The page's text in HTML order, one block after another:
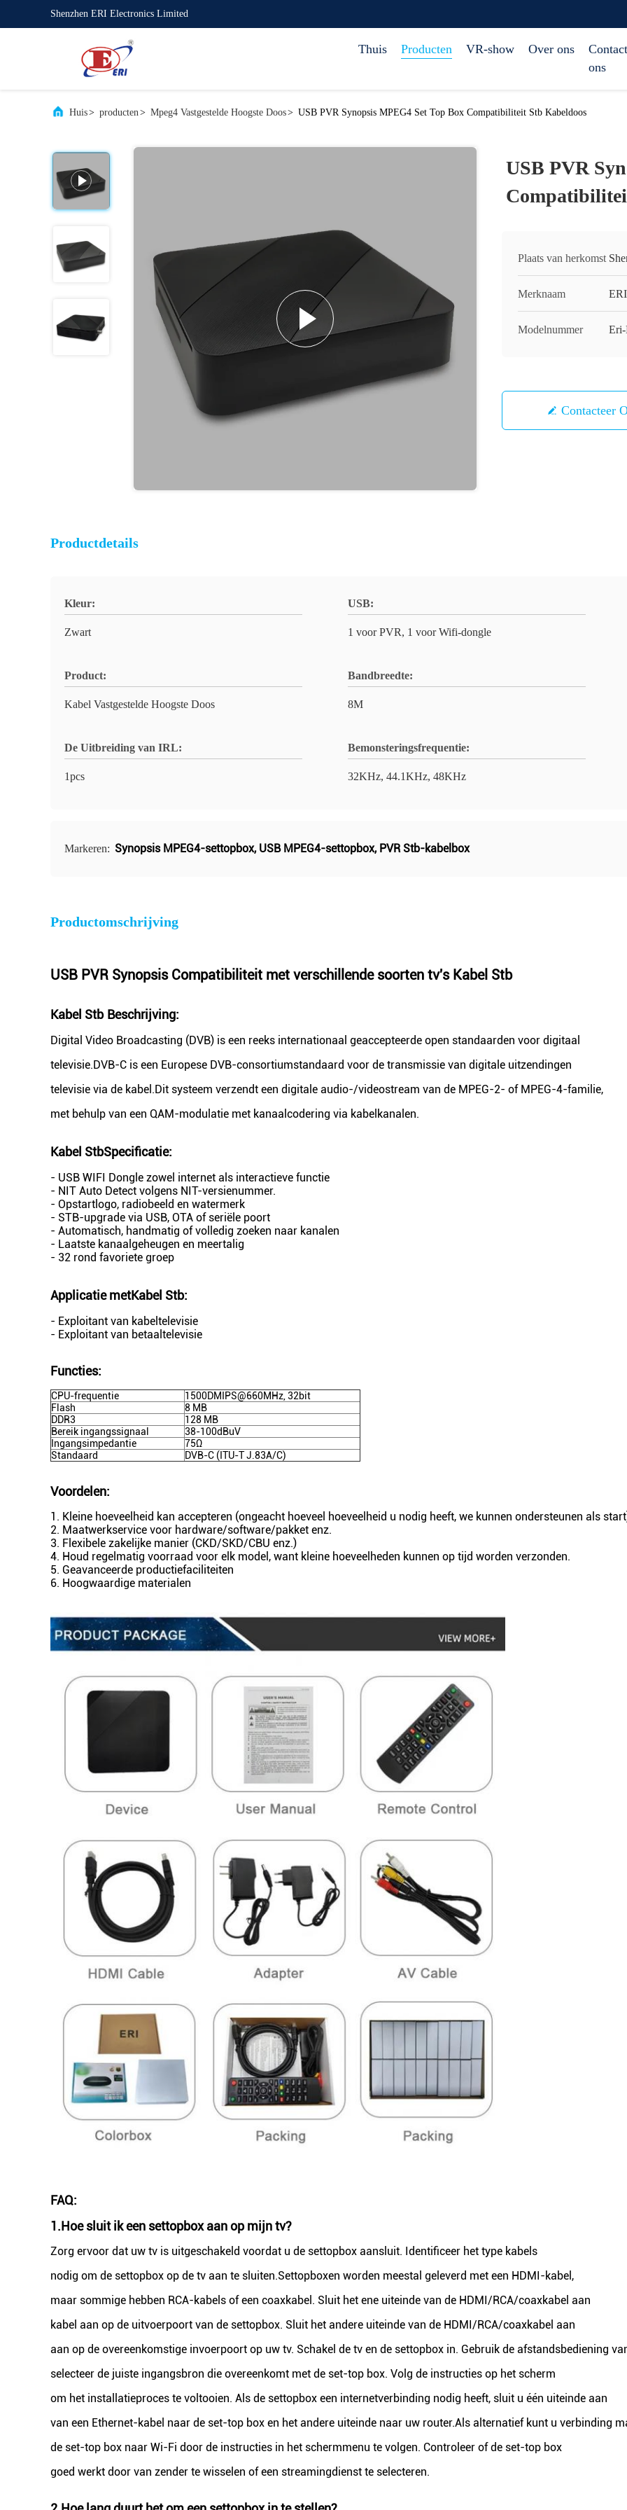
Shenzhen ERI Electronics Limited
Thuis Producten VR-show Over ons
ons
Huis> producten> Mpeg4 Vastgestelde Hoogste Doos> USB PVR Synopsis MPEG4 Set Top Box Compatibiliteit Stb Kabeldoos
USB PVR
Plaats van herkomst
Merknaam ERI
Modelnummer
Contacteer
Productdetails
Kleur:
Zwart
USB:
1 voor PVR, 1 voor Wifi-dongle
Product:
Kabel Vastgestelde Hoogste Doos
Bandbreedte:
8M
De Uitbreiding van IRL:
1pcs
Bemonsteringsfrequentie:
32KHz, 44.1KHz, 48KHz
Markeren: Synopsis MPEG4-settopbox, USB MPEG4-settopbox, PVR Stb-kabelbox
Productomschrijving
USB PVR Synopsis Compatibiliteit met verschillende soorten tv's Kabel Stb
Kabel Stb Beschrijving:
Digital Video Broadcasting (DVB) is een reeks internationaal geaccepteerde open standaarden voor digitaal
televisie.DVB-C is een Europese DVB-consortiumstandaard voor de transmissie van digitale uitzendingen
televisie via de kabel.Dit systeem verzendt een digitale audio-/videostream van de MPEG-2- of MPEG-4-familie,
met behulp van een QAM-modulatie met kanaalcodering via kabelkanalen.
Kabel StbSpecificatie:
- USB WIFI Dongle zowel internet als interactieve functie
- NIT Auto Detect volgens NIT-versienummer.
- Opstartlogo, radiobeeld en watermerk
- STB-upgrade via USB, OTA of seriële poort
- Automatisch, handmatig of volledig zoeken naar kanalen
- Laatste kanaalgeheugen en meertalig
- 32 rond favoriete groep
Applicatie metKabel Stb:
- Exploitant van kabeltelevisie
- Exploitant van betaaltelevisie
Functies:
CPU-frequentie
1500DMIPS@660MHz, 32bit
Flash
8 MB
DDR3
128 MB
Bereik ingangssignaal
38-100dBuV
Ingangsimpedantie
75Ω
Standaard
DVB-C (ITU-T J.83A/C)
Voordelen:
1. Kleine hoeveelheid kan accepteren (ongeacht hoeveel hoeveelheid u nodig heeft, we kunnen ondersteunen als
2. Maatwerkservice voor hardware/software/pakket enz.
3. Flexibele zakelijke manier (CKD/SKD/CBU enz.)
4. Houd regelmatig voorraad voor elk model, want kleine hoeveelheden kunnen op tijd worden verzonden.
5. Geavanceerde productiefaciliteiten
6. Hoogwaardige materialen
FAQ:
1.Hoe sluit ik een settopbox aan op mijn tv?
Zorg ervoor dat uw tv is uitgeschakeld voordat u de settopbox aansluit. Identificeer het type kabels
nodig om de settopbox op de tv aan te sluiten.Settopboxen worden meestal geleverd met een HDMI-kabel,
maar sommige hebben RCA-kabels of een coaxkabel. Sluit het ene uiteinde van de HDMI/RCA/coaxkabel aan
kabel aan op de uitvoerpoort van de settopbox. Sluit het andere uiteinde van de HDMI/RCA/coaxkabel aan
aan op de overeenkomstige invoerpoort op uw tv. Schakel de tv en de settopbox in. Gebruik de afstandsbediening
selecteer de juiste ingangsbron die overeenkomt met de set-top box. Volg de instructies op het scherm
om het installatieproces te voltooien. Als de settopbox een internetverbinding nodig heeft, sluit u één uiteinde aan
van een Ethernet-kabel naar de set-top box en het andere uiteinde naar uw router.Als alternatief kunt u verbinding
de set-top box naar Wi-Fi door de instructies in het schermmenu te volgen. Controleer of de set-top box
goed werkt door van zender te wisselen of een streamingdienst te selecteren.